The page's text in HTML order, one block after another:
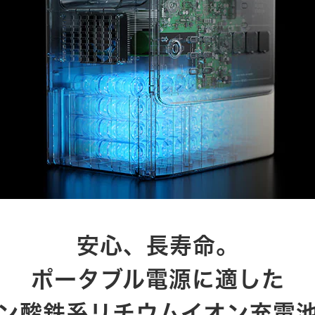
安心、長寿命。
ポータブル電源に適した